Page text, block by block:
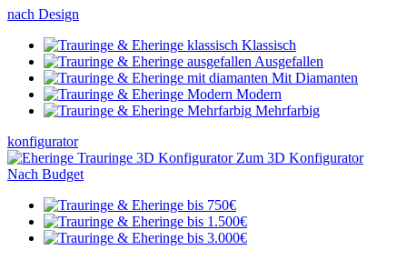
nach Design
Klassisch
Ausgefallen
Mit Diamanten
Modern
Mehrfarbig
konfigurator
Zum 3D Konfigurator
Nach Budget